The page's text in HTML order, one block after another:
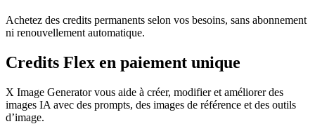
Achetez des credits permanents selon vos besoins, sans abonnement
ni renouvellement automatique.
Credits Flex en paiement unique
X Image Generator vous aide à créer, modifier et améliorer des
images IA avec des prompts, des images de référence et des outils
d’image.